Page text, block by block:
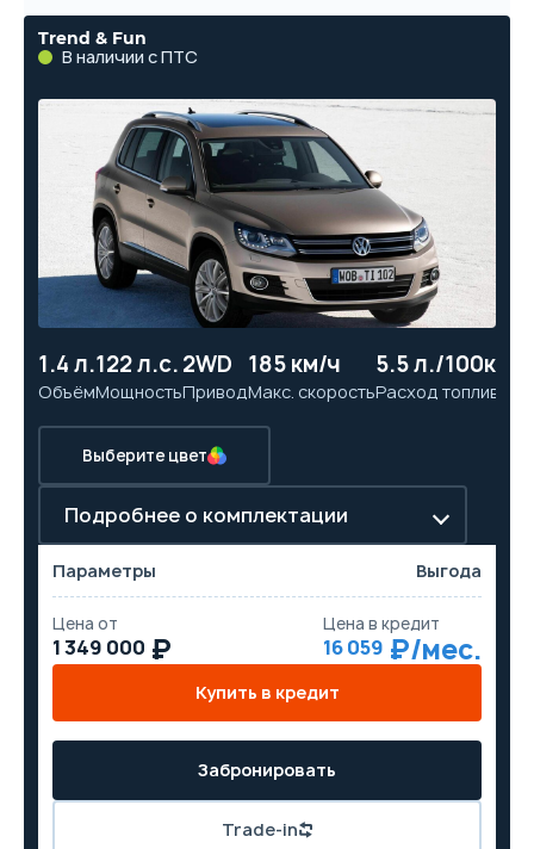
Trend & Fun
В наличии с ПТС
1.4 л.
Объём
122 л.с.
Мощность
2WD
Привод
185 км/ч
Макс. скорость
5.5 л./100км
Расход топлива
Выберите цвет
Подробнее о комплектации
Параметры Выгода
Цена от
1 349 000
Цена в кредит
16 059
Купить в кредит
Trade-in
Забронировать